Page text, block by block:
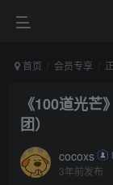
首页 会员专享
《100道光
团）
cocoxs
3年前发布